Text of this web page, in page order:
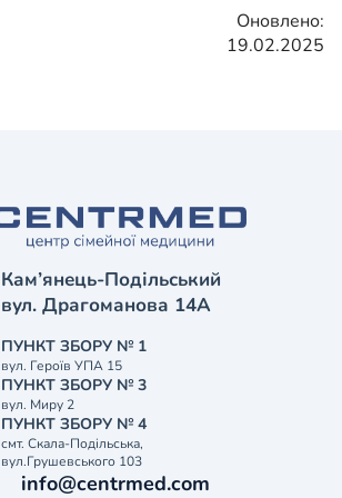
Оновлено:
19.02.2025
Кам’янець-Подільський
вул. Драгоманова 14А
ПУНКТ ЗБОРУ № 1
вул. Героїв УПА 15
ПУНКТ ЗБОРУ № 3
вул. Миру 2
ПУНКТ ЗБОРУ № 4
смт. Скала-Подільська,
вул.Грушевського 103
info@centrmed.com